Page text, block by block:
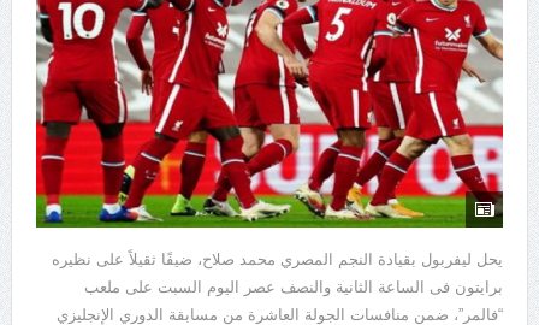
يحل ليفربول بقيادة النجم المصري محمد صلاح، ضيفًا ثقيلاً على نظيره
برايتون فى الساعة الثانية والنصف عصر اليوم السبت على ملعب
“فالمر”، ضمن منافسات الجولة العاشرة من مسابقة الدوري الإنجليزي